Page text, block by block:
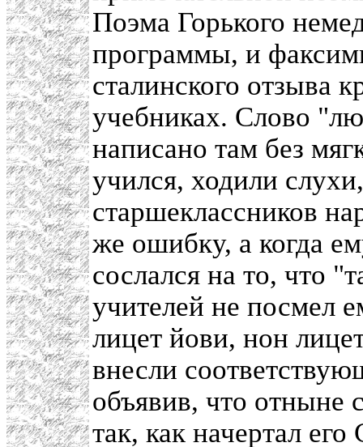
Поэма Горького
программы, и
сталинского отзыва
учебниках. Слово
написано там без
учился, ходили
старшеклассников
же ошибку, а когда
сослался на то, что
учителей не посмел
лицет йови, нон
внесли
объявив, что отныне
так, как начертал